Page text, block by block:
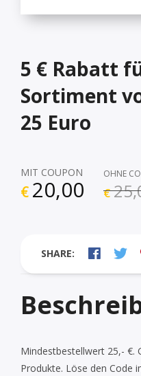
5 € Rabatt
Sortiment
25 Euro
MIT COUPON
€ 20,00
OHNE
€
SHARE:
Mindestbestellwert 25,- €.
Produkte. Löse den Code